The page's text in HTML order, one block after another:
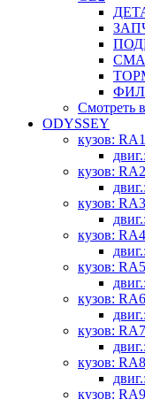
Смотреть
ODYSSEY
кузов:
кузов:
кузов:
кузов:
кузов:
кузов:
кузов:
кузов:
кузов: